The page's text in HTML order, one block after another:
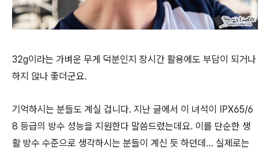
32g이라는 가벼운 무게 덕분인지 장시간 활용에도 부담이 되거나
하지 않나 좋더군요.
기억하시는 분들도 계실 겁니다. 지난 글에서 이 녀석이 IPX65/6
8 등급의 방수 성능을 지원한다 말씀드렸는데요. 이를 단순한 생
활 방수 수준으로 생각하시는 분들이 계신 듯 하던데… 실제로는